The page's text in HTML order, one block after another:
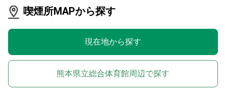
喫煙所MAPから探す
現在地から探す
熊本県立総合体育館周辺で探す